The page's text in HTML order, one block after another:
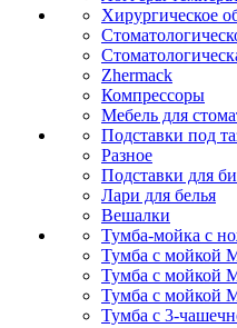
Хирургическое
Zhermack
Компрессоры
Мебель для
Подставки под
Разное
Подставки для
Лари для белья
Вешалки
Тумба-мойка с
Тумба с мойкой
Тумба с мойкой
Тумба с мойкой
Тумба с 3-